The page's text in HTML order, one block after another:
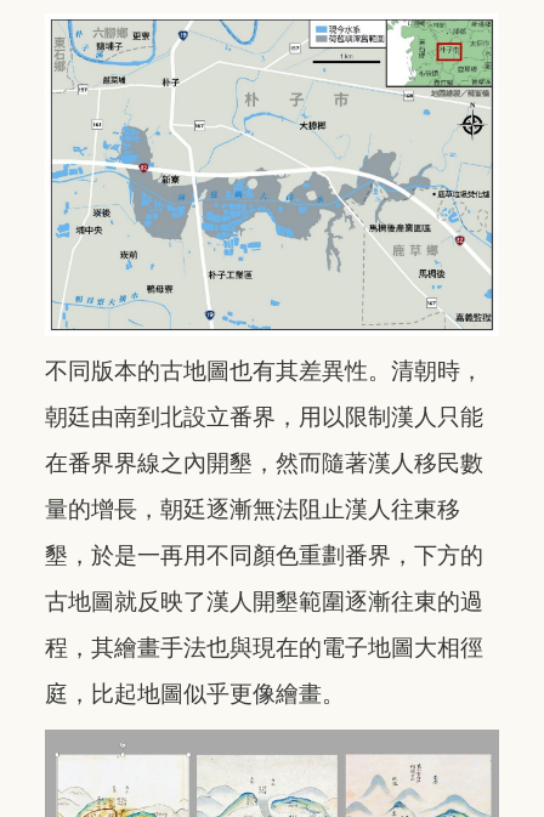
不同版本的古地圖也有其差異性。清朝時，
朝廷由南到北設立番界，用以限制漢人只能
在番界界線之內開墾，然而隨著漢人移民數
量的增長，朝廷逐漸無法阻止漢人往東移
墾，於是一再用不同顏色重劃番界，下方的
古地圖就反映了漢人開墾範圍逐漸往東的過
程，其繪畫手法也與現在的電子地圖大相徑
庭，比起地圖似乎更像繪畫。